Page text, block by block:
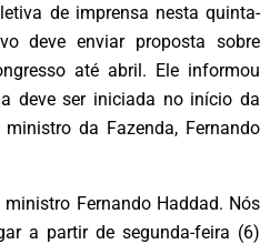
de imprensa nesta quinta-
deve enviar proposta sobre
até abril. Ele informou
deve ser iniciada no início da
da Fazenda, Fernando
Fernando Haddad. Nós
a partir de segunda-feira (6)